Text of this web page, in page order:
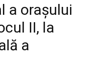
a orașului
II, la
a